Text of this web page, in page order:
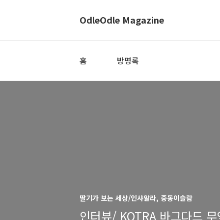
OdleOdle Magazine
홈 방명록
딸기가 보는 세상/인샤알라, 중동이슬람
인터뷰/ KOTRA 바그다드